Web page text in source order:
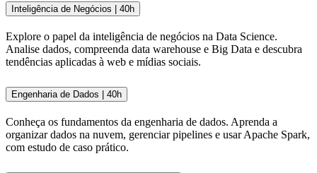
Inteligência de Negócios | 40h
Explore o papel da inteligência de negócios na Data Science.
Analise dados, compreenda data warehouse e Big Data e descubra
tendências aplicadas à web e mídias sociais.
Engenharia de Dados | 40h
Conheça os fundamentos da engenharia de dados. Aprenda a
organizar dados na nuvem, gerenciar pipelines e usar Apache Spark,
com estudo de caso prático.